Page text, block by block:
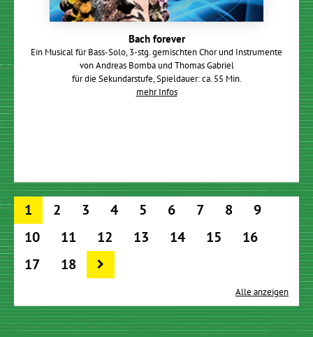
Bach forever
Ein Musical für Bass-Solo, 3-stg. gemischten Chor und Instrumente
von Andreas Bomba und Thomas Gabriel
für die Sekundarstufe, Spieldauer: ca. 55 Min.
mehr Infos
1 2 3 4 5 6 7 8
9
10
11 12 13 14 15
16
17
18
Alle anzeigen